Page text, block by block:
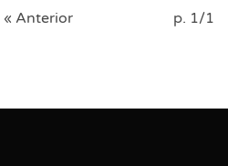
« Anterior p. 1/1